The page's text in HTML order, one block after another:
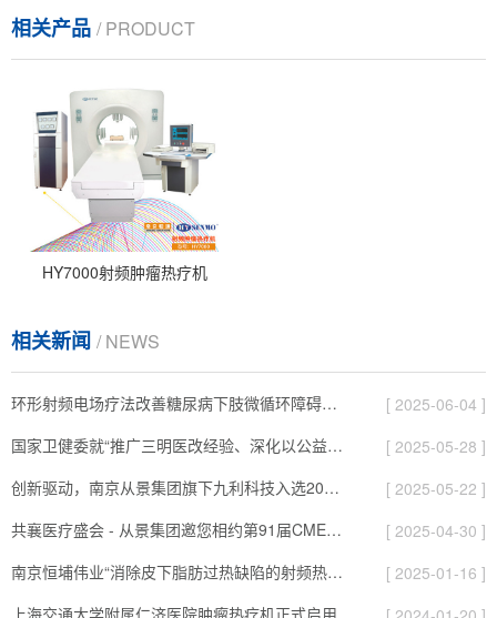
相关产品 / PRODUCT
HY7000射频肿瘤热疗机
相关新闻 / NEWS
环形射频电场疗法改善糖尿病下肢微循环障碍，新研究结果在欧洲ESM年会壁报展出！
[ 2025-06-04 ]
国家卫健委就“推广三明医改经验、深化以公益性为导向的公立医院改革”有关情况举行新闻发布会（文字实录）
[ 2025-05-28 ]
创新驱动，南京从景集团旗下九利科技入选2025年南京市“瞪羚企业”！
[ 2025-05-22 ]
共襄医疗盛会 - 从景集团邀您相约第91届CMEF！
[ 2025-04-30 ]
南京恒埔伟业“消除皮下脂肪过热缺陷的射频热疗仪”获国家发明专利证书
[ 2025-01-16 ]
上海交通大学附属仁济医院肿瘤热疗机正式启用